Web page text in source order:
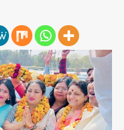
से हाईटेक होगी दिल्ली
अभ्यास में मॉक आॅपरेशन